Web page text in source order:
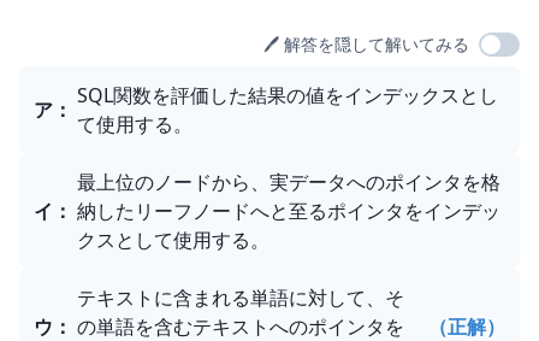
🖊️ 解答を隠して解いてみる
選択肢
ア ：
SQL関数を評価した結果の値をインデックスとし
て使用する。
イ ：
最上位のノードから、実データへのポインタを格
納したリーフノードへと至るポインタをインデッ
クスとして使用する。
ウ ：
テキストに含まれる単語に対して、そ
の単語を含むテキストへのポインタを
（正解）